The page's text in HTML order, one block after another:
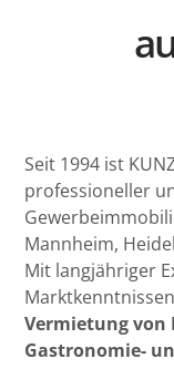
Seit 1994 ist
professioneller
Mannheim,
Mit langjähriger
Vermietung von
Gastronomie-